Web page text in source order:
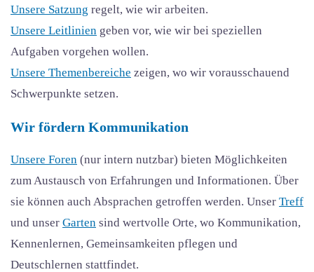
Unsere Satzung regelt, wie wir arbeiten.
Unsere Leitlinien geben vor, wie wir bei speziellen
Aufgaben vorgehen wollen.
Unsere Themenbereiche zeigen, wo wir vorausschauend
Schwerpunkte setzen.
Wir fördern Kommunikation
Unsere Foren (nur intern nutzbar) bieten Möglichkeiten
zum Austausch von Erfahrungen und Informationen. Über
sie können auch Absprachen getroffen werden. Unser Treff
und unser Garten sind wertvolle Orte, wo Kommunikation,
Kennenlernen, Gemeinsamkeiten pflegen und
Deutschlernen stattfindet.